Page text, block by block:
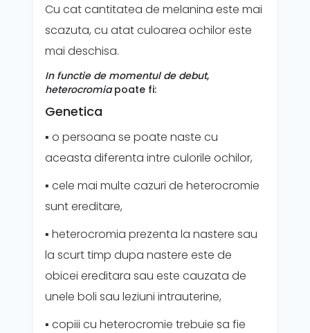
Cu cat cantitatea de melanina este mai
scazuta, cu atat culoarea ochilor este
mai deschisa.
In functie de momentul de debut,
heterocromiapoate fi:
Genetica
▪️ o persoana se poate naste cu
aceasta diferenta intre culorile ochilor,
▪️ cele mai multe cazuri de heterocromie
sunt ereditare,
▪️ heterocromia prezenta la nastere sau
la scurt timp dupa nastere este de
obicei ereditara sau este cauzata de
unele boli sau leziuni intrauterine,
▪️ copiii cu heterocromie trebuie sa fie